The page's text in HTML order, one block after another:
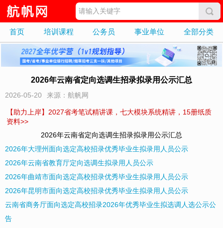
首页 培训课程 公务员 事业单位 全部分类
2026年云南省定向选调生招录拟录用公示汇总
2026-05-20 来源：航帆网
【助力上岸】2027省考笔试精讲课，七大模块系统精讲，15册纸质
资料>>
2026年云南省定向选调生招录拟录用公示汇总
2026年大理州面向选定高校招录优秀毕业生拟录用人员公示
2026年云南省教育厅定向选调生拟录用人员公示
2026年曲靖市面向选定高校招录优秀毕业生拟录用人员公示
2026年昆明市面向选定高校招录优秀毕业生拟录用人员公示
云南省商务厅面向选定高校招录2026年优秀毕业生拟选调人选公示公
告